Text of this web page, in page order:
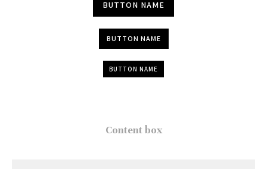
BUTTON NAME
BUTTON NAME
BUTTON NAME
Content box